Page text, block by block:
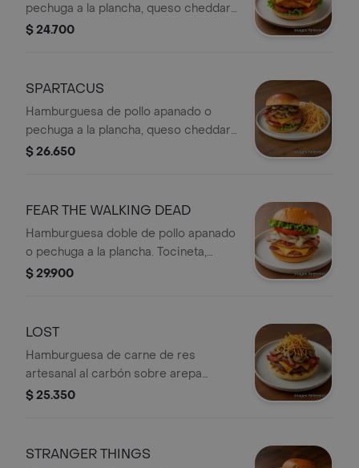
pechuga a la plancha, queso cheddar,
tocineta, cebolla grille, lechuga y
$ 24.700
SPARTACUS
Hamburguesa de pollo apanado o
pechuga a la plancha, queso cheddar,
champiñones salteados en
lechuga.
$ 26.650
FEAR THE WALKING DEAD
Hamburguesa doble de pollo apanado
o pechuga a la plancha. Tocineta,
queso cheddar, queso mozzarella,
$ 29.900
LOST
Hamburguesa de carne de res
artesanal al carbón sobre arepa
antioqueña, queso cheddar, tocineta,
cabello de ángel.
$ 25.350
STRANGER THINGS